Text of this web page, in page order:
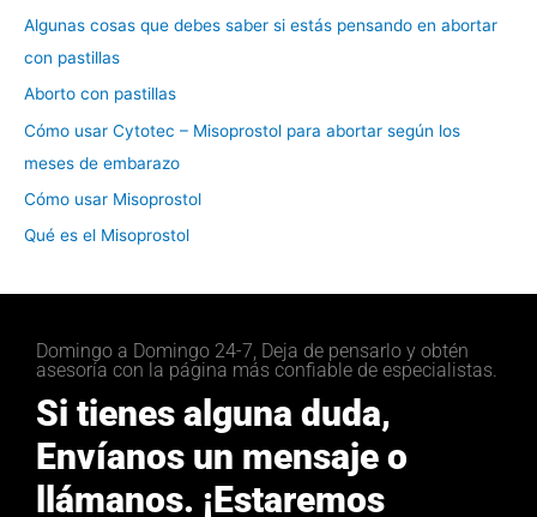
Algunas cosas que debes saber si estás pensando en abortar
con pastillas
Aborto con pastillas
Cómo usar Cytotec – Misoprostol para abortar según los
meses de embarazo
Cómo usar Misoprostol
Qué es el Misoprostol
Domingo a Domingo 24-7, Deja de pensarlo y obtén
asesoría con la página más confiable de especialistas.
Si tienes alguna duda,
Envíanos un mensaje o
llámanos. ¡Estaremos